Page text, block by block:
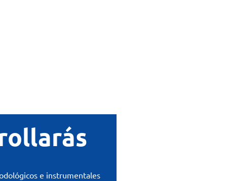
e instrumentales